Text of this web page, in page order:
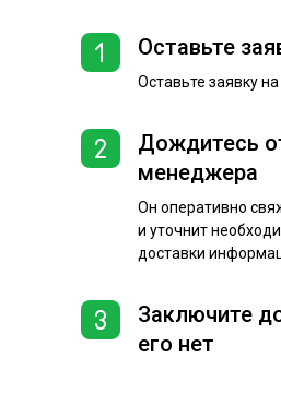
Оставьте заявку
Оставьте
Он оперативно
и уточнит
доставки
Дождитесь
менеджера
Заключите
его нет